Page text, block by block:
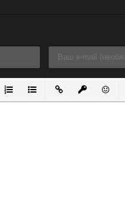
список
Маркированный список
Вставить ссылку
Вставить